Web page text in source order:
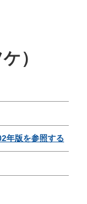
）
年版を参照する